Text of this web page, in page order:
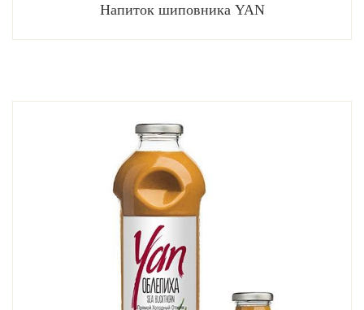
Напиток шиповника YAN